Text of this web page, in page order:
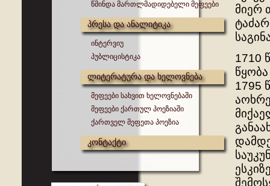
წმინდა მართლმადიდებელი მეფეები
პრესა და ანალიტიკა
ინტერვიუ
პუბლიცისტიკა
ლიტერატურა და ხელოვნება
მეფეები სახვით ხელოვნებაში
მეფეები ქართულ პოეზიაში
ქართველ მეფეთა პოეზია
კონტაქტი
მიერ
1710
1795